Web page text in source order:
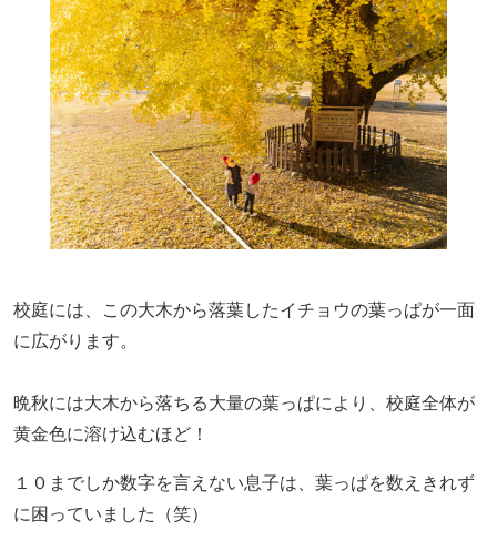
校庭には、 この大木から落葉したイチョウの葉っぱが一面
に広がります。
晩秋には大木から落ちる大量の葉っぱにより、校庭全体が
黄金色に溶け込むほど！
１０までしか数字を言えない息子は、葉っぱを数えきれず
に困っていました（笑）